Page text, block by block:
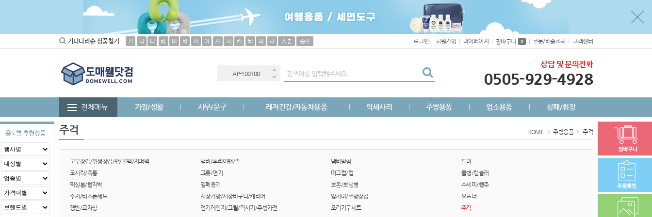
가나다라순 상품찾기 가 나 다 라 마 바 사 아 자 차 카 타 파 하 A-Z 숫자 로그인 회원가입 마이페이지 장바구니 0 주문/배송조회 고객센터
AP-100100
AP-100025
AP-100056
AP-100040
상담 및 문의전화
0505-929-4928
전체메뉴 가정/생활 사무/문구 레저건강/자동차용품 악세사리 주방용품 업소용품 상패/휘장
용도별 추천상품 주걱 HOME 주방용품 주걱
고무장갑/위생장갑/랩/롤팩/지퍼백 냄비/후라이팬/솥 냄비받침
도마
도시락/죽통
그릇/면기 머그컵/컵
물병/텀블러
믹싱볼/함지박
밀폐용기 보온/보냉병
수세미/행주
수저/티스푼세트
시장가방/시장바구니/캐리어 앞치마/주방장갑
오프너
쟁반/교자상
전기레인지/그릴/믹서기/주방가전 조리기구세트
주걱